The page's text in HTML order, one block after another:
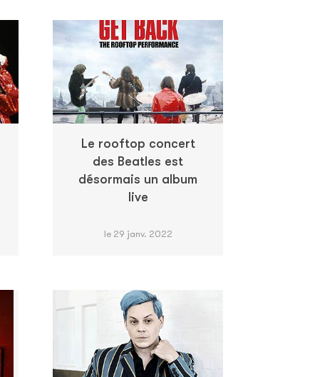
Le rooftop concert
des Beatles est
désormais un album
live
le 29 janv. 2022